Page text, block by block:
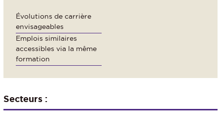
Évolutions de carrière
envisageables
Emplois similaires
accessibles via la même
formation
Secteurs :